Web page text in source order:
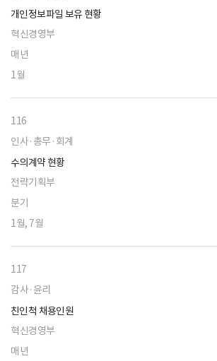
개인정보파일 보유 현황
혁신경영부
매년
1월
116
인사·총무·회계
수의계약 현황
전략기획부
분기
1월, 7월
117
감사·윤리
친인척 채용인원
혁신경영부
매년